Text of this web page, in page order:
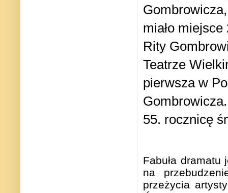
miało
Rity
Teatrze
pierwsza w
55. rocznicę
Fabuła
na
przeżycia